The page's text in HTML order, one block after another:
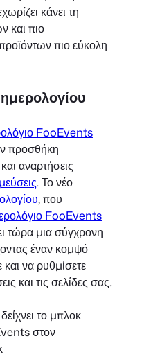
κάνει τη
και πιο
πιο εύκολη
FooEvents
προσθήκη
αναρτήσεις
. Το νέο
, που
FooEvents
τώρα μια σύγχρονη
έναν κομψό
να ρυθμίσετε
και τις σελίδες σας.